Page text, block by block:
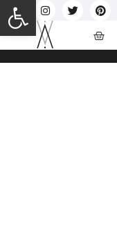
Ανοίξτε τη γραμμή εργαλείων